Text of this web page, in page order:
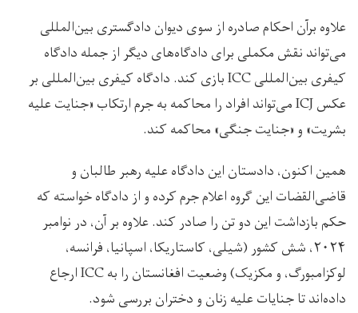
علاوه برآن احکام صادره از سوی دیوان دادگستری بین‌المللی
می‌تواند نقش مکملی برای دادگاه‌های دیگر از جمله دادگاه
کیفری بین‌المللی ICC بازی کند. دادگاه کیفری بین‌المللی بر
عکس ICJ می‌تواند افراد را محاکمه به جرم ارتکاب «جنایت علیه
بشریت» و «جنایت جنگی» محاکمه کند.
همین اکنون، دادستان این دادگاه علیه رهبر طالبان و
قاضی‌القضات این گروه اعلام جرم کرده و از دادگاه خواسته که
حکم بازداشت این دو تن را صادر کند. علاوه بر آن، در نوامبر
۲۰۲۴، شش کشور (شیلی، کاستاریکا، اسپانیا، فرانسه،
لوکزامبورگ، و مکزیک) وضعیت افغانستان را به ICC ارجاع
داده‌اند تا جنایات علیه زنان و دختران بررسی شود.